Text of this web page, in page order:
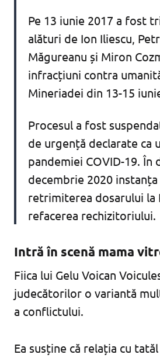
Pe 13 iunie 2017 a fost
alături de Ion Iliescu,
Măgureanu și Miron
infracțiuni contra
Mineriadei din 13-15
Procesul a fost
de urgență declarate ca
pandemiei COVID-19. În
decembrie 2020 instanța
retrimiterea dosarului la
refacerea rechizitoriului.
Intră în scenă mama
Fiica lui Gelu Voican
judecătorilor o variantă
a conflictului.
Ea susține că relația cu tatăl